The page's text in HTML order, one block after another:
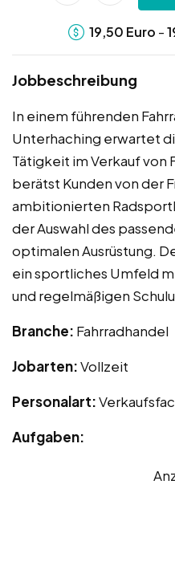
19,50 Euro -
Jobbeschreibung
In einem führenden
Unterhaching erwartet
Tätigkeit im Verkauf von
berätst Kunden von der
ambitionierten
der Auswahl des
optimalen Ausrüstung.
ein sportliches Umfeld
und regelmäßigen
Branche: Fahrradhandel
Jobarten:Vollzeit
Personalart:
Aufgaben: